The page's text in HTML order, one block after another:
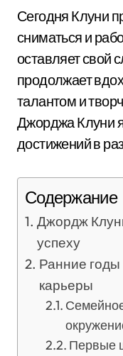
Сегодня Клуни
сниматься и
оставляет свой
продолжает
талантом и
Джорджа Клуни
достижений в
Содержание
Джордж
успеху
Ранние годы
карьеры
Первые